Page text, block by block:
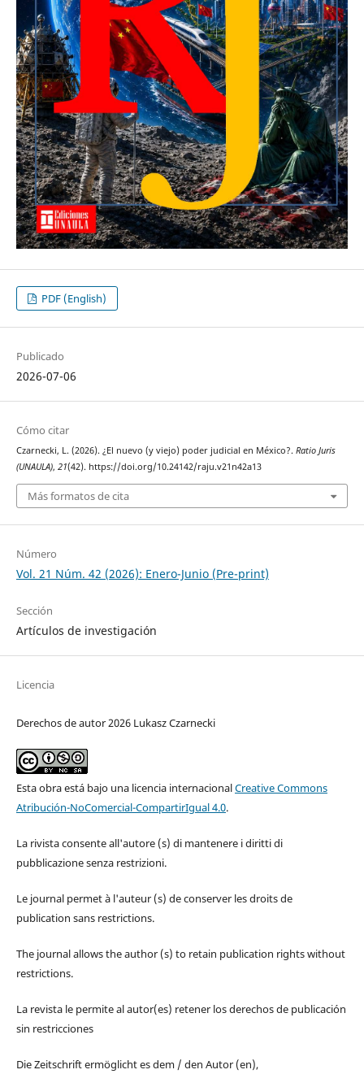
PDF (English)
Publicado
2026-07-06
Cómo citar
Czarnecki, L. (2026). ¿El nuevo (y viejo) poder judicial en México?. Ratio Juris
(UNAULA), 21(42). https://doi.org/10.24142/raju.v21n42a13
Más formatos de cita
Número
Vol. 21 Núm. 42 (2026): Enero-Junio (Pre-print)
Sección
Artículos de investigación
Licencia
Derechos de autor 2026 Lukasz Czarnecki
Esta obra está bajo una licencia internacionalCreative Commons
Atribución-NoComercial-CompartirIgual 4.0.
La rivista consente all'autore (s) di mantenere i diritti di
pubblicazione senza restrizioni.
Le journal permet à l'auteur (s) de conserver les droits de
publication sans restrictions.
The journal allows the author (s) to retain publication rights without
restrictions.
La revista le permite al autor(es) retener los derechos de publicación
sin restricciones
Die Zeitschrift ermöglicht es dem / den Autor (en),